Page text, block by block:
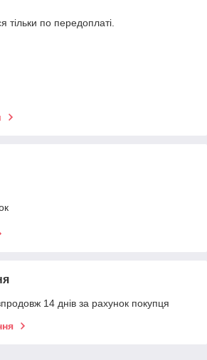
тільки по передоплаті.
14 днів за рахунок покупця